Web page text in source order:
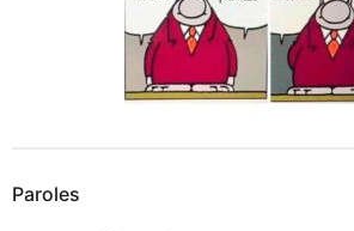
Paroles